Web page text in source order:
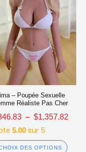
– Poupée Sexuelle
Réaliste Pas Cher
– $1,357.82
5.00sur 5
DES OPTIONS
page
du